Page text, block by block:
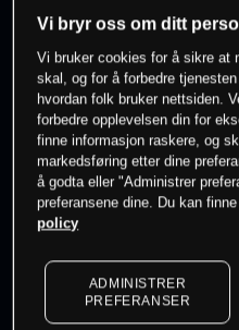
-
0% av kunder er
Søk
Vi bryr oss om ditt
Vi bruker cookies for å sikre at
skal, og for å forbedre
hvordan folk bruker nettsiden.
forbedre opplevelsen din for
finne informasjon raskere, og
markedsføring etter dine
å godta eller "Administrer
preferansene dine. Du kan
policy
ADMINISTRER
PREFERANSER